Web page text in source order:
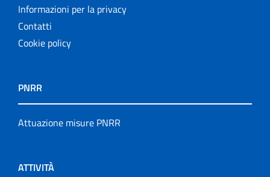
Informazioni per la privacy
Contatti
Cookie policy
PNRR
Attuazione misure PNRR
ATTIVITÀ